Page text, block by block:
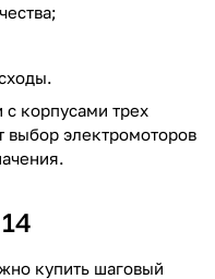
с корпусами трех
выбор электромоторов
купить шаговый